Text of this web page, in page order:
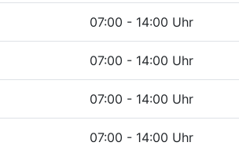
07:00 - 14:00 Uhr
07:00 - 14:00 Uhr
07:00 - 14:00 Uhr
07:00 - 14:00 Uhr